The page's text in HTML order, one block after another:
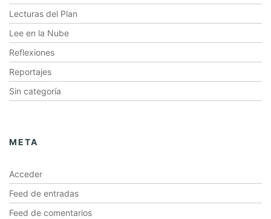
Lecturas del Plan
Lee en la Nube
Reflexiones
Reportajes
Sin categoría
META
Acceder
Feed de entradas
Feed de comentarios